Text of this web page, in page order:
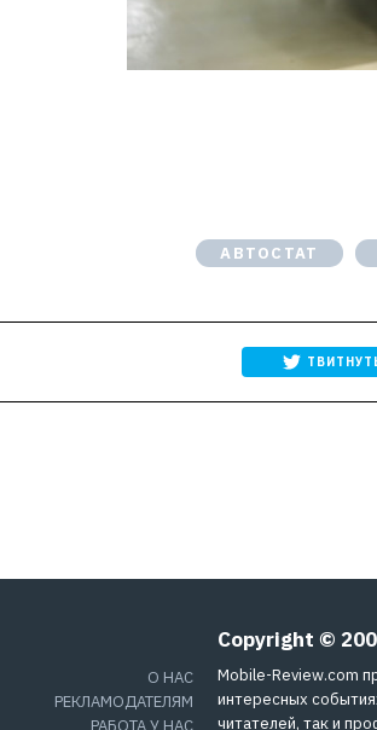
АВТОСТАТ
О НАС
РЕКЛАМОДАТЕЛЯМ
РАБОТА У НАС
Copyright ©
Mobile-Review.com
интересных
читателей, так и